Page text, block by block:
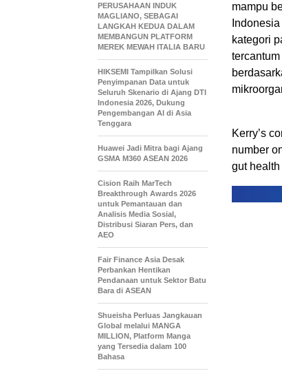
mampu
kategori
Kerry’s
number
gut
PERUSAHAAN INDUK
MAGLIANO, SEBAGAI
LANGKAH KEDUA DALAM
MEMBANGUN PLATFORM
MEREK MEWAH ITALIA BARU
HIKSEMI Tampilkan Solusi
Penyimpanan Data untuk
Seluruh Skenario di Ajang DTI
Indonesia 2026, Dukung
Pengembangan AI di Asia
Tenggara
Huawei Jadi Mitra bagi Ajang
GSMA M360 ASEAN 2026
Cision Raih MarTech
Breakthrough Awards 2026
untuk Pemantauan dan
Analisis Media Sosial,
Distribusi Siaran Pers, dan
AEO
Fair Finance Asia Desak
Perbankan Hentikan
Pendanaan untuk Sektor Batu
Bara di ASEAN
Shueisha Perluas Jangkauan
Global melalui MANGA
MILLION, Platform Manga
yang Tersedia dalam 100
Bahasa